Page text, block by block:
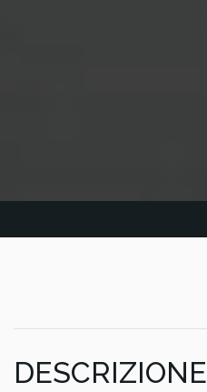
DESCRIZIONE